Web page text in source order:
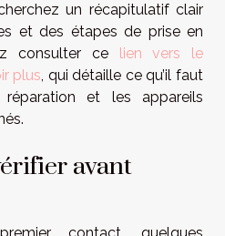
un récapitulatif clair
et des étapes de prise en
consulter ce lien vers le
plus, qui détaille ce qu’il faut
et les appareils
avant